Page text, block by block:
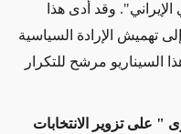
. وقد أدى هذا
تهميش الإرادة السياسية
السيناريو مرشح للتكرار
" على تزوير الانتخابات